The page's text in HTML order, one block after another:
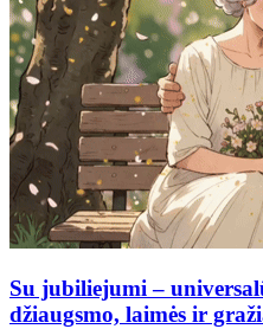
Su jubiliejumi –
džiaugsmo, laimės ir